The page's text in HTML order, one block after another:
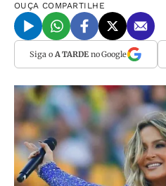
OUÇA COMPARTILHE
Siga o A TARDEno Google